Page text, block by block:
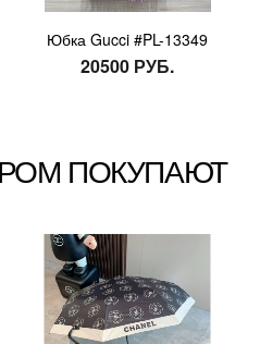
Юбка Gucci #PL-13349
20500 РУБ.
ПОКУПАЮТ